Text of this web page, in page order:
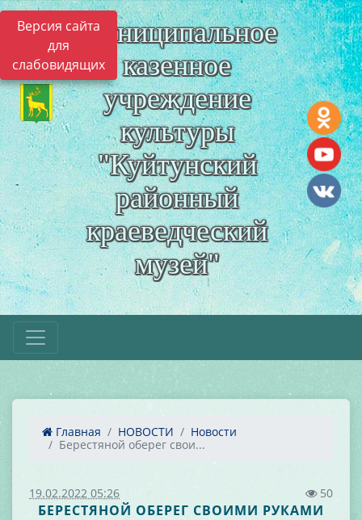
Версия сайта
для
слабовидящих
Муниципальное
казенное
учреждение
культуры
"Куйтунский
районный
краеведческий
музей"
Главная НОВОСТИ
Новости
Берестяной оберег свои...
19.02.2022 05:26 50
БЕРЕСТЯНОЙ ОБЕРЕГ СВОИМИ РУКАМИ